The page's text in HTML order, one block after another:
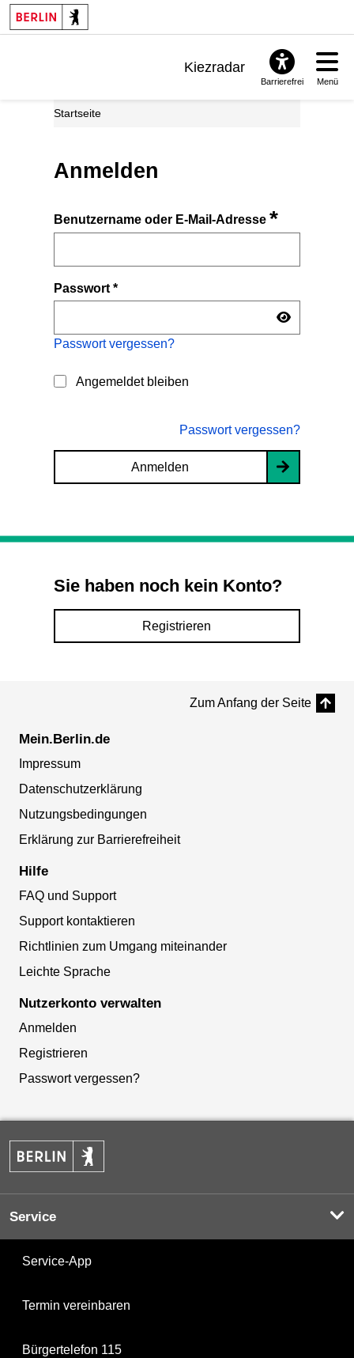
Kiezradar
Barrierefrei Menü
Startseite
Anmelden
Benutzername oder E-Mail-Adresse*
Passwort*
Passwort vergessen?
Angemeldet bleiben
Passwort vergessen?
Anmelden
Sie haben noch kein Konto?
Registrieren
Zum Anfang der Seite
Mein.Berlin.de
Impressum
Datenschutzerklärung
Nutzungsbedingungen
Erklärung zur Barrierefreiheit
Hilfe
FAQ und Support
Support kontaktieren
Richtlinien zum Umgang miteinander
Leichte Sprache
Nutzerkonto verwalten
Anmelden
Registrieren
Passwort vergessen?
Service
Service-App
Termin vereinbaren
Bürgertelefon 115